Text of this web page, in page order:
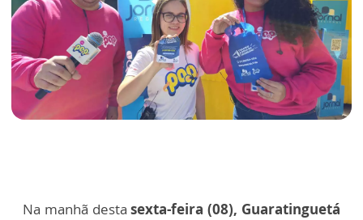
Na manhã destasexta-feira (08), Guaratinguetá